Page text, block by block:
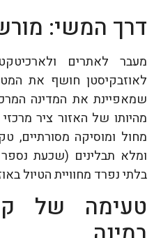
דרך המשי:
מעבר לאתרים
לאוזבקיסטן חושף את
שמאפיינת את המדינה
מהיותו של האזור ציר
מחול ומוסיקה מסורתיים,
ומלא תבלינים (שכעת
בלתי נפרד מחוויית הטיול
טעימה של